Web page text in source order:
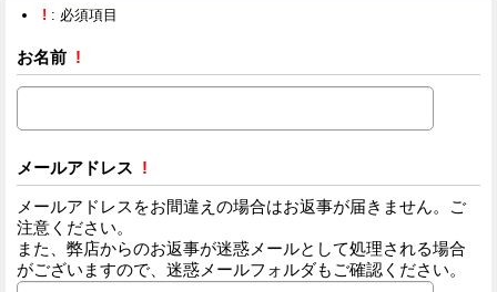
! : 必須項目
お名前 !
メールアドレス !
メールアドレスをお間違えの場合はお返事が届きません。ご
注意ください。
また、弊店からのお返事が迷惑メールとして処理される場合
がございますので、迷惑メールフォルダもご確認ください。